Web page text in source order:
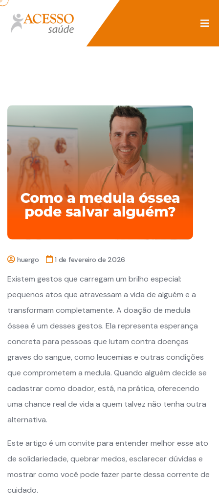
huergo 1 de fevereiro de 2026
Existem gestos que carregam um brilho especial:
pequenos atos que atravessam a vida de alguém e a
transformam completamente. A doação de medula
óssea é um desses gestos. Ela representa esperança
concreta para pessoas que lutam contra doenças
graves do sangue, como leucemias e outras condições
que comprometem a medula. Quando alguém decide se
cadastrar como doador, está, na prática, oferecendo
uma chance real de vida a quem talvez não tenha outra
alternativa.
Este artigo é um convite para entender melhor esse ato
de solidariedade, quebrar medos, esclarecer dúvidas e
mostrar como você pode fazer parte dessa corrente de
cuidado.